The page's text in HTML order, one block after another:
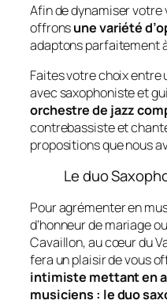
Afin de dynamiser votre
offronsune variété
adaptons parfaitement
Faites votre choix entre
avec saxophoniste et
orchestre de jazz
contrebassiste et
propositions que nous
Le duo
Pour agrémenter en
d’honneur de mariage
Cavaillon, au cœur du
fera un plaisir de vous
intimiste mettant en
musiciens : le duo